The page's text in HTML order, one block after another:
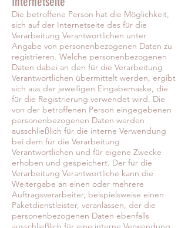
Die betroffene Person hat die Möglichkeit,
sich auf der Internetseite des für die
Verarbeitung Verantwortlichen unter
Angabe von personenbezogenen Daten zu
registrieren. Welche personenbezogenen
Daten dabei an den für die Verarbeitung
Verantwortlichen übermittelt werden, ergibt
sich aus der jeweiligen Eingabemaske, die
für die Registrierung verwendet wird. Die
von der betroffenen Person eingegebenen
personenbezogenen Daten werden
ausschließlich für die interne Verwendung
bei dem für die Verarbeitung
Verantwortlichen und für eigene Zwecke
erhoben und gespeichert. Der für die
Verarbeitung Verantwortliche kann die
Weitergabe an einen oder mehrere
Auftragsverarbeiter, beispielsweise einen
Paketdienstleister, veranlassen, der die
personenbezogenen Daten ebenfalls